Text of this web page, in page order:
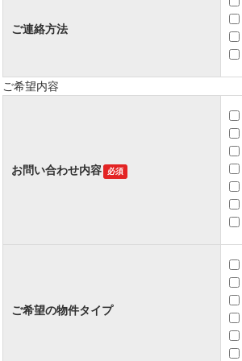
ご連絡方法
ご希望内容
お問い合わせ内容 必須
ご希望の物件タイプ